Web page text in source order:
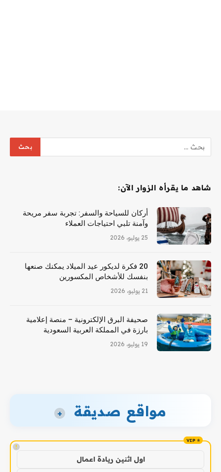
شاهد ما يقرأه الزوار الآن:
أركان للسياحة والسفر: تجربة سفر مريحة
وآمنة تلبي احتياجات العملاء
25 يوليو، 2026
20 فكرة لديكور عيد الميلاد يمكنك صنعها
بنفسك للأشخاص المكسورين
21 يوليو، 2026
صحيفة البرق الإلكترونية – منصة إعلامية
بارزة في المملكة العربية السعودية
19 يوليو، 2026
مواقع صديقة +
!
اول اثنين ريادة اعمال